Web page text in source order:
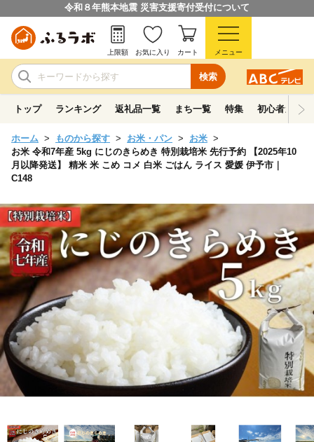
令和８年熊本地震 災害支援寄付受付について
検索
上限額 お気に入り カート メニュー
トップ ランキング 返礼品一覧 まち一覧 特集 初心者ガイド
ホーム ものから探す お米・パン
お米
お米 令和7年産 5kg にじのきらめき 特別栽培米 先行予約 【2025年10
月以降発送】 精米 米 こめ コメ 白米 ごはん ライス 愛媛 伊予市｜
C148